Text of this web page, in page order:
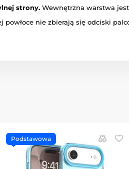
strony. Wewnętrzna warstwa
powłoce nie zbierają się odciski
Podstawowa